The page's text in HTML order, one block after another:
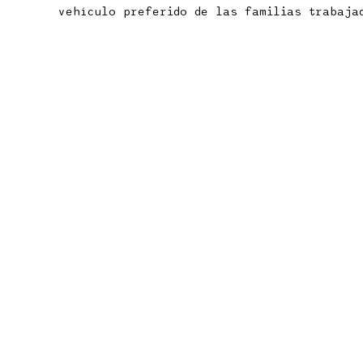
vehículo preferido de las familias